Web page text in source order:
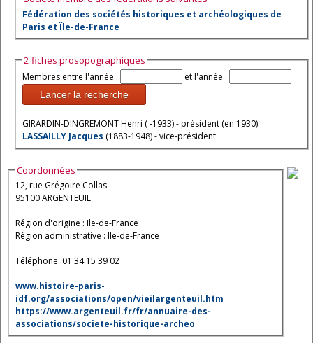
Fédération des sociétés historiques et archéologiques de
Paris et Île-de-France
2 fiches prosopographiques
Membres entre l'année : et l'année :
Lancer la recherche
GIRARDIN-DINGREMONT Henri ( -1933) - président (en 1930).
LASSAILLY Jacques (1883-1948) - vice-président
Coordonnées
12, rue Grégoire Collas
95100 ARGENTEUIL
Région d'origine : Ile-de-France
Région administrative : Ile-de-France
Téléphone: 01 34 15 39 02
www.histoire-paris-
idf.org/associations/open/vieilargenteuil.htm
https://www.argenteuil.fr/fr/annuaire-des-
associations/societe-historique-archeo